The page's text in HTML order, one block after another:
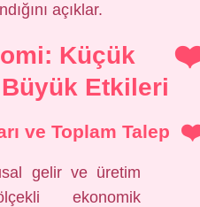
açıklar.
Küçük
Büyük Etkileri
ve Toplam Talep
gelir ve üretim
ekonomik